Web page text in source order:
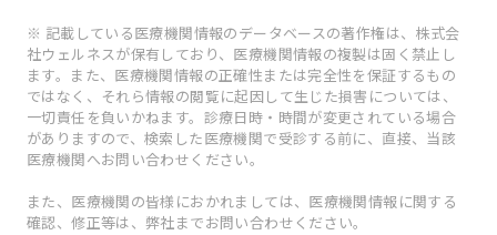
※ 記載している医療機関情報のデータベースの著作権は、株式会
社ウェルネスが保有しており、医療機関情報の複製は固く禁止し
ます。また、医療機関情報の正確性または完全性を保証するもの
ではなく、それら情報の閲覧に起因して生じた損害については、
一切責任を負いかねます。診療日時・時間が変更されている場合
がありますので、検索した医療機関で受診する前に、直接、当該
医療機関へお問い合わせください。
また、医療機関の皆様におかれましては、医療機関情報に関する
確認、修正等は、弊社までお問い合わせください。